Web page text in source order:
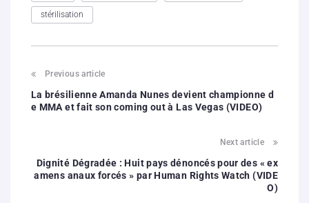
stérilisation
Previous article
La brésilienne Amanda Nunes devient championne d
e MMA et fait son coming out à Las Vegas (VIDEO)
Next article
Dignité Dégradée : Huit pays dénoncés pour des « ex
amens anaux forcés » par Human Rights Watch (VIDE
O)